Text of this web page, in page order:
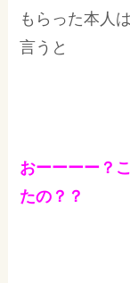
もらった本人
言うと
おーーーー？
たの？？